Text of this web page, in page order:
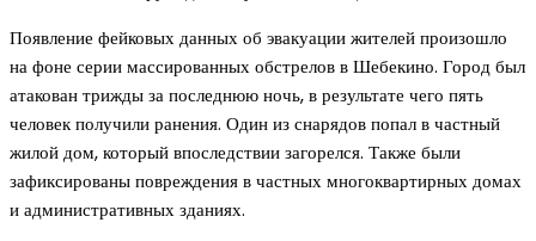
Появление фейковых данных об эвакуации жителей произошло
на фоне серии массированных обстрелов в Шебекино. Город был
атакован трижды за последнюю ночь, в результате чего пять
человек получили ранения. Один из снарядов попал в частный
жилой дом, который впоследствии загорелся. Также были
зафиксированы повреждения в частных многоквартирных домах
и административных зданиях.